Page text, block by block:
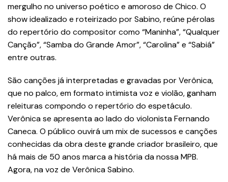
mergulho no universo poético e amoroso de Chico. O
show idealizado e roteirizado por Sabino, reúne pérolas
do repertório do compositor como “Maninha”, “Qualquer
Canção”, “Samba do Grande Amor”, “Carolina” e “Sabiá”
entre outras.
São canções já interpretadas e gravadas por Verônica,
que no palco, em formato intimista voz e violão, ganham
releituras compondo o repertório do espetáculo.
Verônica se apresenta ao lado do violonista Fernando
Caneca. O público ouvirá um mix de sucessos e canções
conhecidas da obra deste grande criador brasileiro, que
há mais de 50 anos marca a história da nossa MPB.
Agora, na voz de Verônica Sabino.